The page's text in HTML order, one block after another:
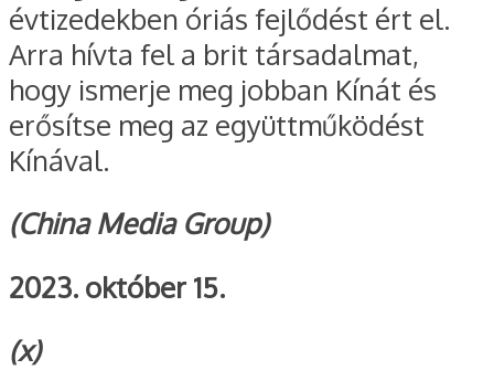
évtizedekben óriás fejlődést ért el.
Arra hívta fel a brit társadalmat,
hogy ismerje meg jobban Kínát és
erősítse meg az együttműködést
Kínával.
(China Media Group)
2023. október 15.
(x)